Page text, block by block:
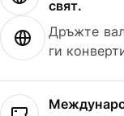
свят.
Дръжте
ги